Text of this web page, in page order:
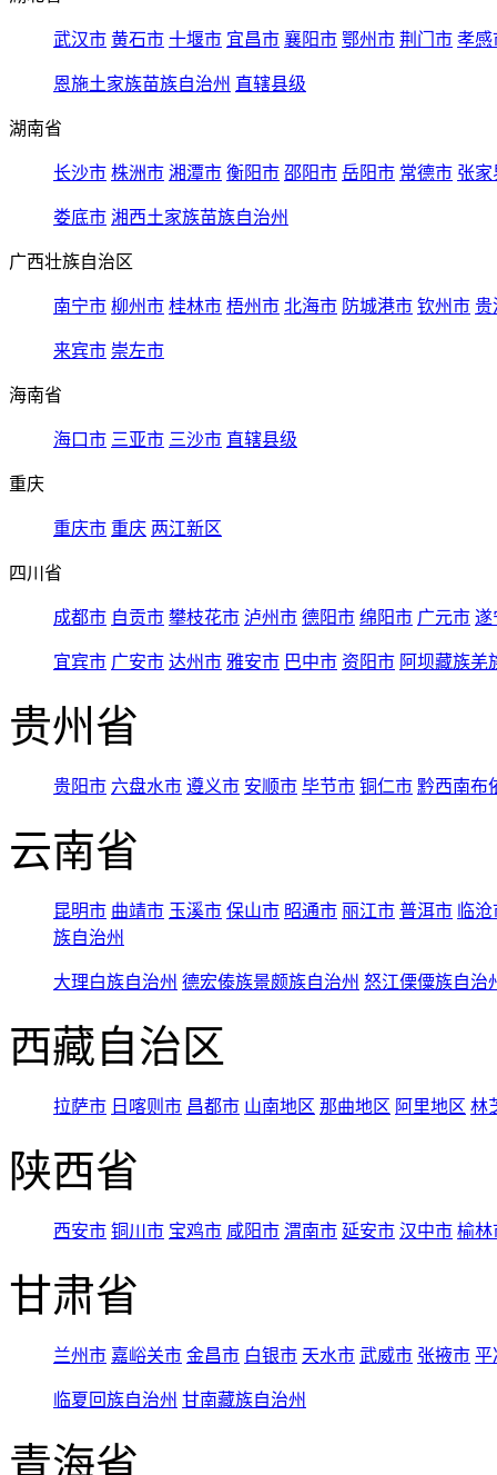
武汉市 黄石市 十堰市 宜昌市 襄阳市 鄂州市 荆门市 孝感
恩施土家族苗族自治州 直辖县级
湖南省
长沙市 株洲市 湘潭市 衡阳市 邵阳市 岳阳市 常德市 张家
娄底市 湘西土家族苗族自治州
广西壮族自治区
南宁市 柳州市 桂林市 梧州市 北海市 防城港市 钦州市 贵
来宾市 崇左市
海南省
海口市 三亚市 三沙市 直辖县级
重庆
重庆市 重庆 两江新区
四川省
成都市 自贡市 攀枝花市 泸州市 德阳市 绵阳市 广元市 遂
宜宾市 广安市 达州市 雅安市 巴中市 资阳市 阿坝藏族羌
贵州省
贵阳市 六盘水市 遵义市 安顺市 毕节市 铜仁市 黔西南布
云南省
昆明市 曲靖市 玉溪市 保山市 昭通市 丽江市 普洱市 临
族自治州
大理白族自治州 德宏傣族景颇族自治州 怒江傈僳族自治
西藏自治区
拉萨市 日喀则市 昌都市 山南地区 那曲地区 阿里地区 林
陕西省
西安市 铜川市 宝鸡市 咸阳市 渭南市 延安市 汉中市 榆林
甘肃省
兰州市 嘉峪关市 金昌市 白银市 天水市 武威市 张掖市 平
临夏回族自治州 甘南藏族自治州
青海省